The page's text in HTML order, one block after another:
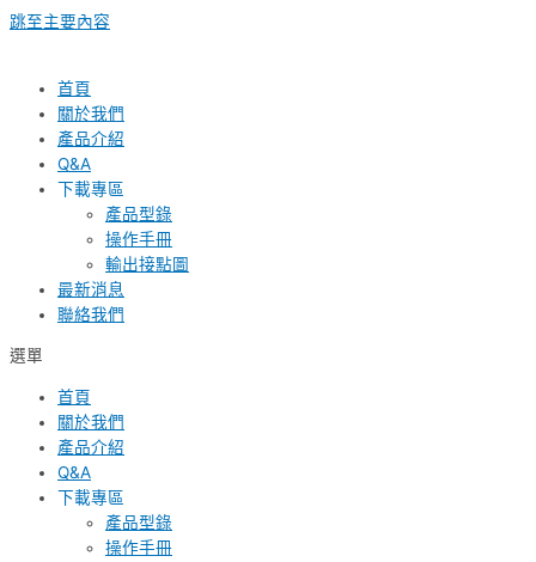
跳至主要內容
首頁
關於我們
產品介紹
Q&A
下載專區
產品型錄
操作手冊
輸出接點圖
最新消息
聯絡我們
選單
首頁
關於我們
產品介紹
Q&A
下載專區
產品型錄
操作手冊